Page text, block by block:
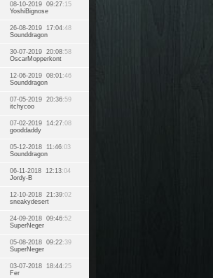
08-10-2019 09:27:15
YoshiBignose
26-08-2019 17:04:48
Sounddragon
30-07-2019 20:08:58
OscarMopperkont
12-06-2019 08:01:46
Sounddragon
07-05-2019 20:36:59
itchycoo
07-02-2019 14:27:08
gooddaddy
05-12-2018 11:46:03
Sounddragon
06-11-2018 12:13:04
Jordy-B
12-10-2018 21:39:02
sneakydesert
24-09-2018 09:46:52
SuperNeger
05-08-2018 09:22:39
SuperNeger
03-07-2018 18:44:25
Fer